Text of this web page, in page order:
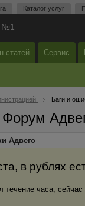
Каталог услуг
№1
статей Сервис
Баги и
Адвего
в рублях
часа,